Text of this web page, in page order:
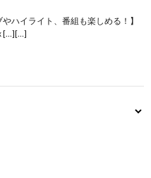
やハイライト、番組も楽しめる！】
[…][…]